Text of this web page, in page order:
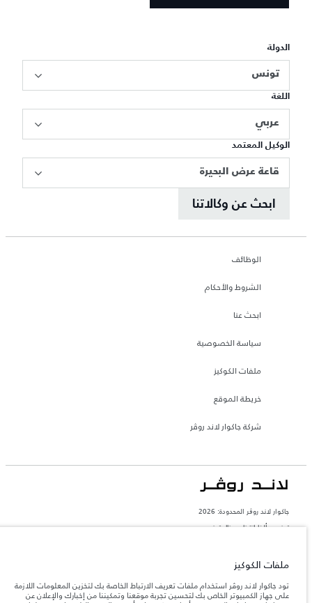
الدولة
تونس
اللغة
عربي
الوكيل المعتمد
قاعة عرض البحيرة
ابحث عن وكالاتنا
الوظائف
الشروط والأحكام
ابحث عنا
سياسة الخصوصية
ملفات الكوكيز
خريطة الموقع
شركة جاكوار لاند روڤر
جاكوار لاند روڨر المحدودة: 2026
تونس, ألفا انترناسيونال تونس
والحد الأقصى لأحمال المحور عند تحميل السيارة بالإكسسوارات والركاب والسوائل والوقود
ملفات الكوكيز
تود جاكوار لاند روڤر استخدام ملفات تعريف الارتباط الخاصة بك لتخزين المعلومات اللازمة
على جهاز الكمبيوتر الخاص بك لتحسين تجربة موقعنا وتمكيننا من إخبارك والإعلان عن